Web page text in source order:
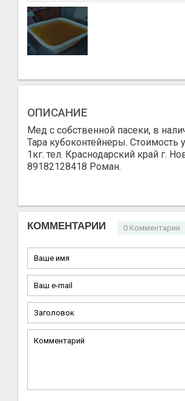
ОПИСАНИЕ
Мед с собственной пасеки, в
Тара кубоконтейнеры. Стоимость
1кг. тел. Краснодарский край г.
89182128418 Роман.
КОММЕНТАРИИ 0 Комментарии